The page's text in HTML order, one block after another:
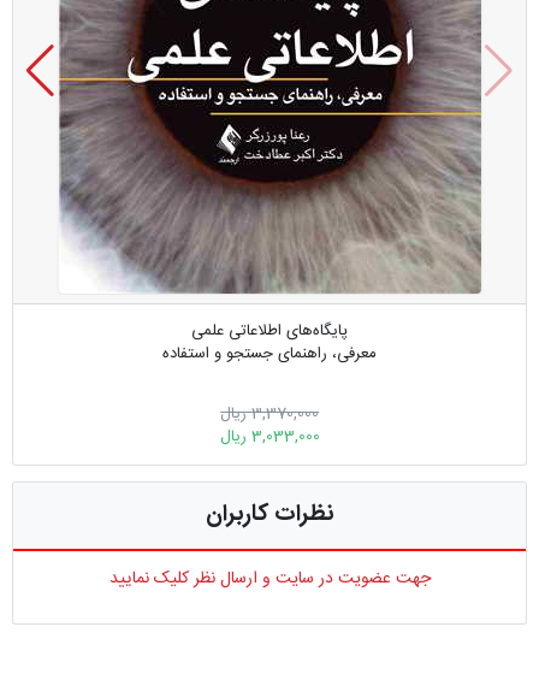
پایگاه‌های اطلاعاتی علمی
معرفی، راهنمای جستجو و استفاده
3,370,000 ریال
3,033,000 ریال
نظرات کاربران
جهت عضویت در سایت و ارسال نظر کلیک نمایید